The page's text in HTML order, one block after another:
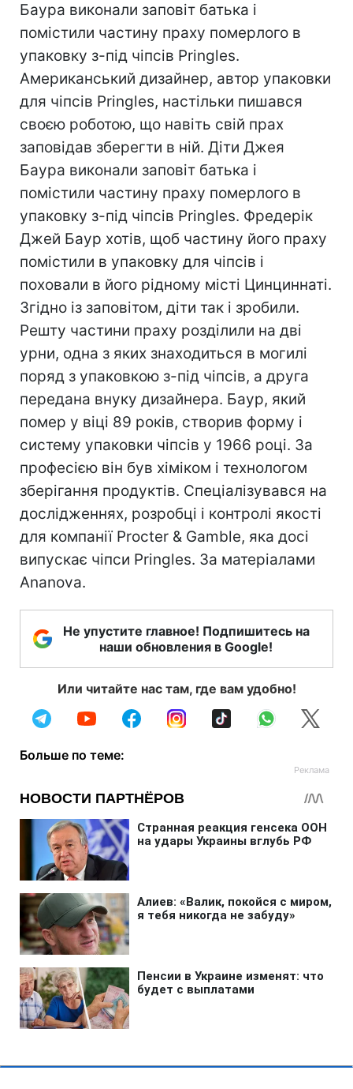
Баура виконали заповіт батька і
помістили частину праху померлого в
упаковку з-під чіпсів Pringles.
Американський дизайнер, автор упаковки
для чіпсів Pringles, настільки пишався
своєю роботою, що навіть свій прах
заповідав зберегти в ній. Діти Джея
Баура виконали заповіт батька і
помістили частину праху померлого в
упаковку з-під чіпсів Pringles. Фредерік
Джей Баур хотів, щоб частину його праху
помістили в упаковку для чіпсів і
поховали в його рідному місті Цинциннаті.
Згідно із заповітом, діти так і зробили.
Решту частини праху розділили на дві
урни, одна з яких знаходиться в могилі
поряд з упаковкою з-під чіпсів, а друга
передана внуку дизайнера. Баур, який
помер у віці 89 років, створив форму і
систему упаковки чіпсів у 1966 році. За
професією він був хіміком і технологом
зберігання продуктів. Спеціалізувався на
дослідженнях, розробці і контролі якості
для компанії Procter & Gamble, яка досі
випускає чіпси Pringles. За матеріалами
Ananova.
Не упустите главное! Подпишитесь на
наши обновления в Google!
Или читайте нас там, где вам удобно!
Больше по теме: